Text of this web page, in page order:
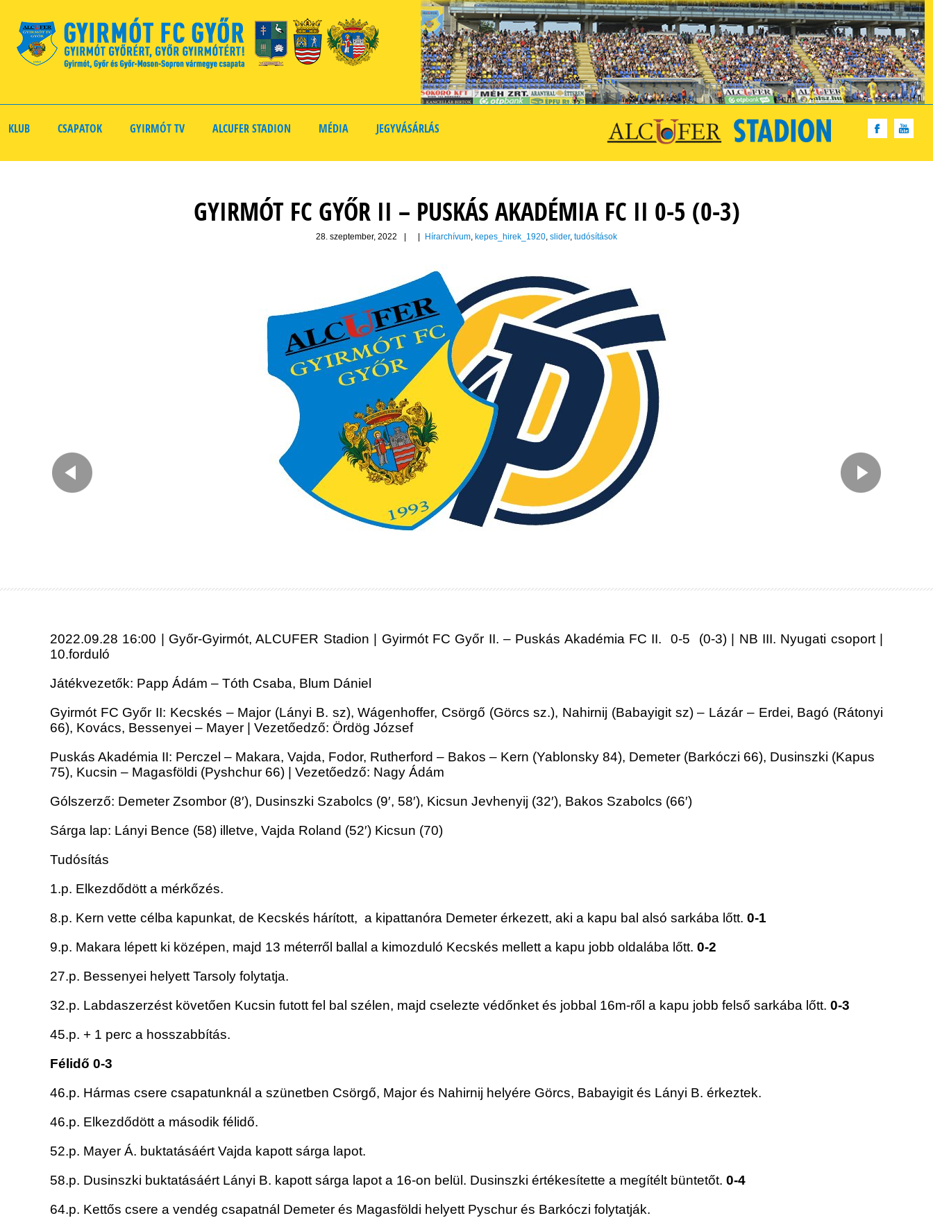
KLUB CSAPATOK GYIRMÓT TV ALCUFER STADION MÉDIA JEGYVÁSÁRLÁS
GYIRMÓT FC GYŐR II – PUSKÁS AKADÉMIA FC II 0-5 (0-3)
28. szeptember, 2022 Hírarchívum, kepes_hirek_1920, slider, tudósítások
2022.09.28 16:00 | Győr-Gyirmót, ALCUFER Stadion | Gyirmót FC Győr II. – Puskás Akadémia FC II. 0-5 (0-3) | NB III. Nyugati csoport |
10.forduló
Játékvezetők: Papp Ádám – Tóth Csaba, Blum Dániel
Gyirmót FC Győr II: Kecskés – Major (Lányi B. sz), Wágenhoffer, Csörgő (Görcs sz.), Nahirnij (Babayigit sz) – Lázár – Erdei, Bagó (Rátonyi
66), Kovács, Bessenyei – Mayer | Vezetőedző: Ördög József
Puskás Akadémia II: Perczel – Makara, Vajda, Fodor, Rutherford – Bakos – Kern (Yablonsky 84), Demeter (Barkóczi 66), Dusinszki (Kapus
75), Kucsin – Magasföldi (Pyshchur 66) | Vezetőedző: Nagy Ádám
Gólszerző: Demeter Zsombor (8′), Dusinszki Szabolcs (9′, 58′), Kicsun Jevhenyij (32′), Bakos Szabolcs (66′)
Sárga lap: Lányi Bence (58) illetve, Vajda Roland (52′) Kicsun (70)
Tudósítás
1.p. Elkezdődött a mérkőzés.
8.p. Kern vette célba kapunkat, de Kecskés hárított, a kipattanóra Demeter érkezett, aki a kapu bal alsó sarkába lőtt. 0-1
9.p. Makara lépett ki középen, majd 13 méterről ballal a kimozduló Kecskés mellett a kapu jobb oldalába lőtt. 0-2
27.p. Bessenyei helyett Tarsoly folytatja.
32.p. Labdaszerzést követően Kucsin futott fel bal szélen, majd cselezte védőnket és jobbal 16m-ről a kapu jobb felső sarkába lőtt. 0-3
45.p. + 1 perc a hosszabbítás.
Félidő 0-3
46.p. Hármas csere csapatunknál a szünetben Csörgő, Major és Nahirnij helyére Görcs, Babayigit és Lányi B. érkeztek.
46.p. Elkezdődött a második félidő.
52.p. Mayer Á. buktatásáért Vajda kapott sárga lapot.
58.p. Dusinszki buktatásáért Lányi B. kapott sárga lapot a 16-on belül. Dusinszki értékesítette a megítélt büntetőt. 0-4
64.p. Kettős csere a vendég csapatnál Demeter és Magasföldi helyett Pyschur és Barkóczi folytatják.